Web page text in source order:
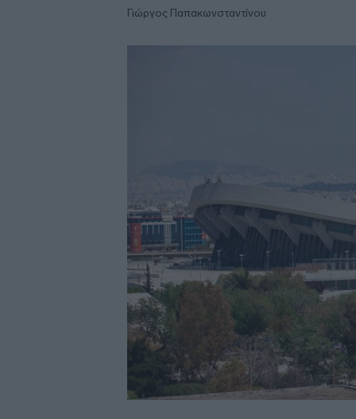
Γιώργος Παπακωνσταντίνου